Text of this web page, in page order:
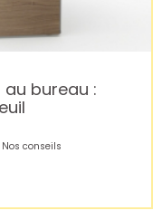
bureau :
Nos conseils